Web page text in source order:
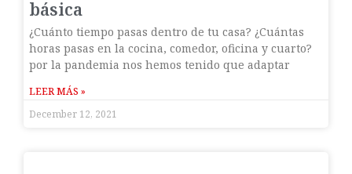
básica
¿Cuánto tiempo pasas dentro de tu casa? ¿Cuántas
horas pasas en la cocina, comedor, oficina y cuarto?
por la pandemia nos hemos tenido que adaptar
LEER MÁS »
December 12, 2021